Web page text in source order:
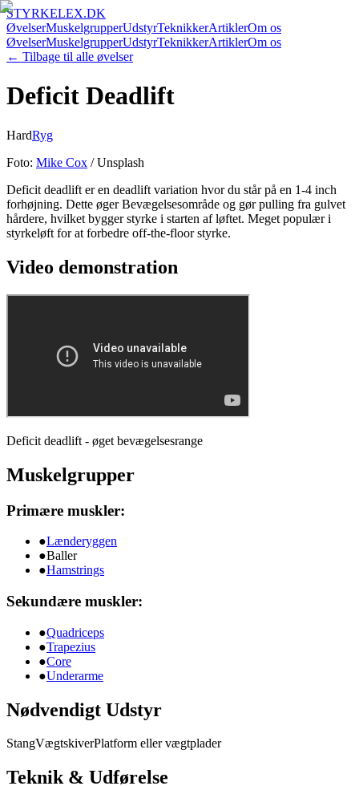
STYRKELEX.DK
ØvelserMuskelgrupperUdstyrTeknikkerArtiklerOm os
ØvelserMuskelgrupperUdstyrTeknikkerArtiklerOm os
← Tilbage til alle øvelser
Deficit Deadlift
HardRyg
Foto: Mike Cox / Unsplash
Deficit deadlift er en deadlift variation hvor du står på en 1-4 inch
forhøjning. Dette øger Bevægelsesområde og gør pulling fra gulvet
hårdere, hvilket bygger styrke i starten af løftet. Meget populær i
styrkeløft for at forbedre off-the-floor styrke.
Video demonstration
Deficit deadlift - øget bevægelsesrange
Muskelgrupper
Primære muskler:
●Lænderyggen
●Baller
●Hamstrings
Sekundære muskler:
●Quadriceps
●Trapezius
●Core
●Underarme
Nødvendigt Udstyr
StangVægtskiverPlatform eller vægtplader
Teknik & Udførelse